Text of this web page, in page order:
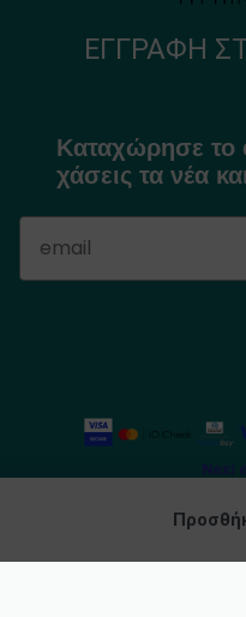
ΕΓΓΡΑΦΉ
Καταχώρησε το
χάσεις τα νέα
Mythic Flavors